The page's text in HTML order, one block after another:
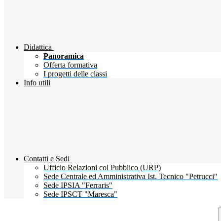
Didattica
Panoramica
Offerta formativa
I progetti delle classi
Info utili
Contatti e Sedi
Ufficio Relazioni col Pubblico (URP)
Sede Centrale ed Amministrativa Ist. Tecnico "Petrucci"
Sede IPSIA "Ferraris"
Sede IPSCT "Maresca"